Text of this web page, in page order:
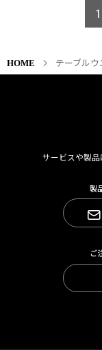
1
HOME テーブルウ
サービスや製
製
ご